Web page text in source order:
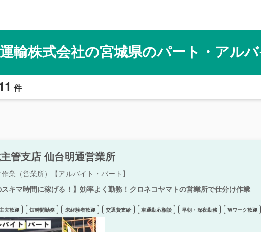
輸株式会社の宮城県のパート・アル
件
管支店 仙台明通営業所
業（営業所）【アルバイト・パート】
キマ時間に稼げる！】効率よく勤務！クロネコヤマトの営業所で仕分け作業
夫歓迎 短時間勤務 未経験者歓迎 交通費支給 車通勤応相談 早朝・深夜勤務 Wワーク歓迎